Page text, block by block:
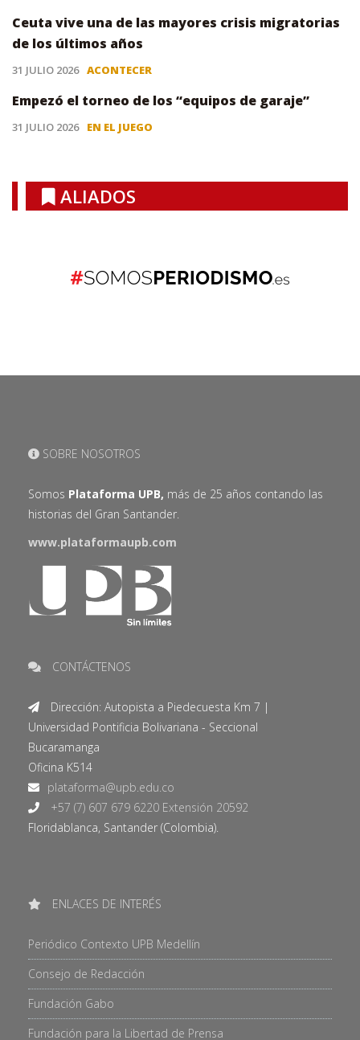
Ceuta vive una de las mayores crisis migratorias
de los últimos años
31 JULIO 2026 ACONTECER
Empezó el torneo de los “equipos de garaje”
31 JULIO 2026 EN EL JUEGO
ALIADOS
SOBRE NOSOTROS
Somos Plataforma UPB, más de 25 años contando las
historias del Gran Santander.
www.plataformaupb.com
CONTÁCTENOS
Dirección: Autopista a Piedecuesta Km 7 |
Universidad Pontificia Bolivariana - Seccional
Bucaramanga
Oficina K514
+57 (7) 607 679 6220 Extensión 20592
Floridablanca, Santander (Colombia).
ENLACES DE INTERÉS
Periódico Contexto UPB Medellín
Consejo de Redacción
Fundación Gabo
Fundación para la Libertad de Prensa